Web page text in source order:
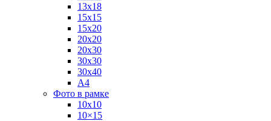
13х18
15х15
15х20
20х20
20х30
30х30
30х40
А4
Фото в рамке
10х10
10×15